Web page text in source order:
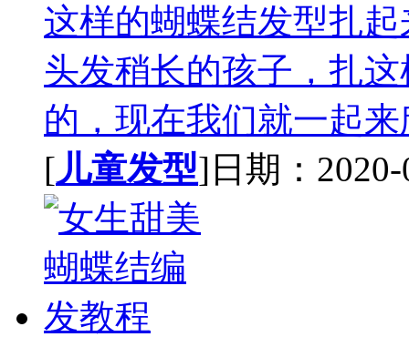
这样的蝴蝶结发型扎
头发稍长的孩子，扎
的，现在我们就一起
[儿童发型]日期：2020-